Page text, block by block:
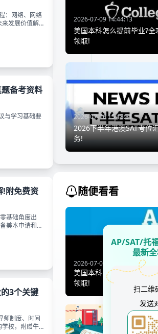
：网络、网络
发展价值解
备考资料
与学习基础要
!附免费资
基础角度出
美本申请和国
3个关键
师制度、时间
校，附赠牛
2026-07-09 14:44:13
美国本科怎么提前毕业?
领取!
2026-07-16 15:18:31
2026下半年港澳SAT考位
务!
随便看看
2026-07-09 14:44:13
美国本科怎么提前毕业?
领取!
AP人文地理
资料免费领取!
AP/SAT/托
最新
扫二维
发送